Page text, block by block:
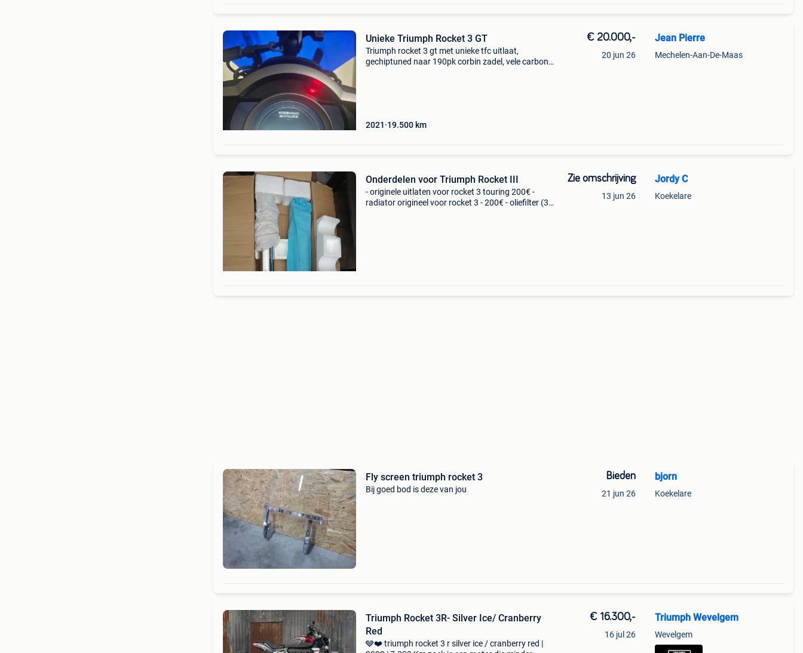
Unieke Triumph Rocket 3 GT
Triumph rocket 3 gt met unieke tfc uitlaat,
gechiptuned naar 190pk corbin zadel, vele carbon
2021 19.500 km
€ 20.000,-
20 jun 26
Jean Pierre
Mechelen-Aan-De-Maas
Onderdelen voor Triumph Rocket III
- originele uitlaten voor rocket 3 touring 200€ -
radiator origineel voor rocket 3 - 200€ - oliefilter (3
Zie omschrijving
13 jun 26
Jordy C
Koekelare
Fly screen triumph rocket 3
Bij goed bod is deze van jou
Bieden
21 jun 26
bjorn
Koekelare
Triumph Rocket 3R- Silver Ice/ Cranberry
Red
🩶❤️ triumph rocket 3 r silver ice / cranberry red |
€ 16.300,-
16 jul 26
Triumph Wevelgem
Wevelgem